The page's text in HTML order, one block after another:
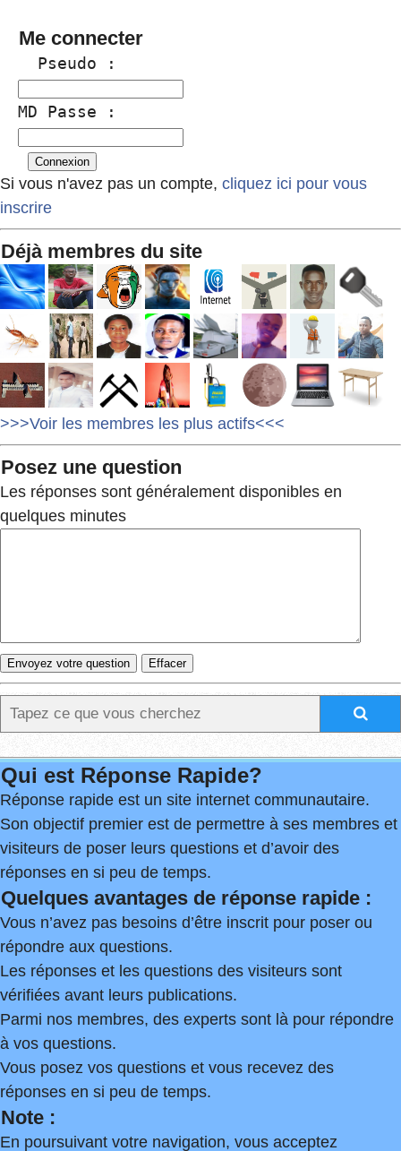
Me connecter
  Pseudo :
MD Passe :
Si vous n'avez pas un compte, cliquez ici pour vous
inscrire
Déjà membres du site
>>>Voir les membres les plus actifs<<<
Posez une question
Les réponses sont généralement disponibles en
quelques minutes
Qui est Réponse Rapide?
Réponse rapide est un site internet communautaire.
Son objectif premier est de permettre à ses membres et
visiteurs de poser leurs questions et d’avoir des
réponses en si peu de temps.
Quelques avantages de réponse rapide :
Vous n’avez pas besoins d’être inscrit pour poser ou
répondre aux questions.
Les réponses et les questions des visiteurs sont
vérifiées avant leurs publications.
Parmi nos membres, des experts sont là pour répondre
à vos questions.
Vous posez vos questions et vous recevez des
réponses en si peu de temps.
Note :
En poursuivant votre navigation, vous acceptez